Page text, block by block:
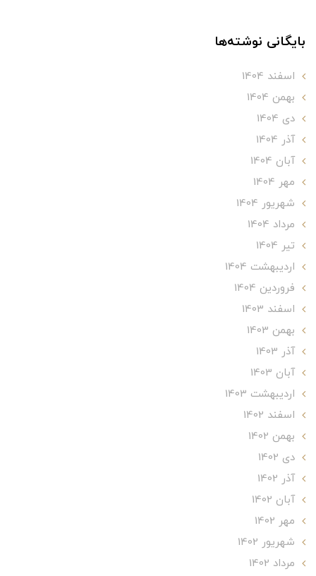
بایگانی نوشته‌ها
اسفند 1404
بهمن 1404
دی 1404
آذر 1404
آبان 1404
مهر 1404
شهریور 1404
مرداد 1404
تير 1404
ارديبهشت 1404
فروردین 1404
اسفند 1403
بهمن 1403
آذر 1403
آبان 1403
ارديبهشت 1403
اسفند 1402
بهمن 1402
دی 1402
آذر 1402
آبان 1402
مهر 1402
شهریور 1402
مرداد 1402